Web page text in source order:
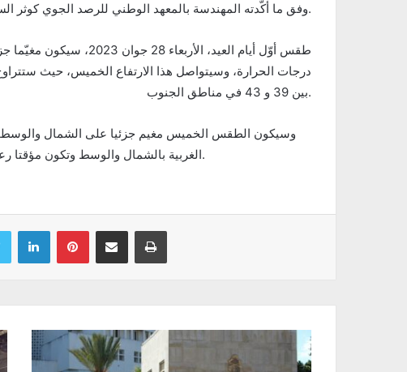
وفق ما أكّدته المهندسة بالمعهد الوطني للرصد الجوي كوثر السعفي.
طقس أوّل أيام العيد،
بين 39 و 43 في مناطق الجنوب.
وسيكون الطقس الخميس مغيم جزئيا على الشمال
الغربية بالشمال والوسط وتكون مؤقتا رعدية، وستتواصل مؤشرات الأمطار يوم الجمعة 30 جوان.
Twitter Linkedin Pinterest Partager par email Imprimer